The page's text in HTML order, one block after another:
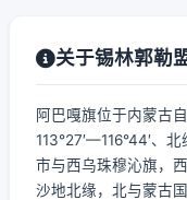
关于锡林郭勒
阿巴嘎旗位于内蒙古
113°27′—116°44′、
市与西乌珠穆沁旗，
沙地北缘，北与蒙古